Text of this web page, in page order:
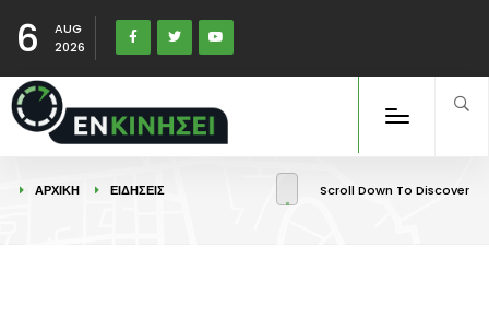
6
AUG
2026
ΑΡΧΙΚΉ ΕΙΔΉΣΕΙΣ Scroll Down To Discover